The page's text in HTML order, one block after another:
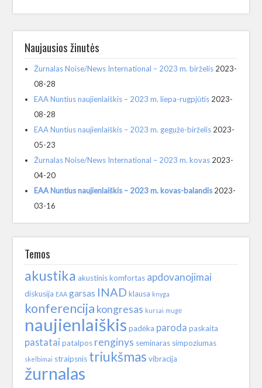
Naujausios žinutės
Žurnalas Noise/News International – 2023 m. birželis 2023-
08-28
EAA Nuntius naujienlaiškis – 2023 m. liepa-rugpjūtis 2023-
08-28
EAA Nuntius naujienlaiškis – 2023 m. gegužė-birželis 2023-
05-23
Žurnalas Noise/News International – 2023 m. kovas 2023-
04-20
EAA Nuntius naujienlaiškis – 2023 m. kovas-balandis 2023-
03-16
Temos
akustika akustinis komfortas apdovanojimai
diskusija EAA garsas INAD klausa knyga
konferencija kongresas kursai mugė
naujienlaiškis padėka paroda paskaita
pastatai patalpos renginys seminaras simpoziumas
skelbimai straipsnis triukšmas vibracija
žurnalas